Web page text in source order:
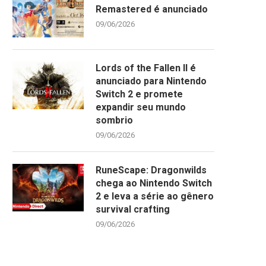
Remastered é anunciado
09/06/2026
Lords of the Fallen II é
anunciado para Nintendo
Switch 2 e promete
expandir seu mundo
sombrio
09/06/2026
RuneScape: Dragonwilds
chega ao Nintendo Switch
2 e leva a série ao gênero
survival crafting
09/06/2026